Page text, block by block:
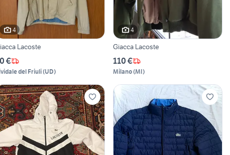
4
Lacoste
€
del Friuli(UD)
4
Giacca Lacoste
110 €
Milano(MI)